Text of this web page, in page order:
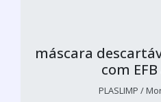
máscara
com
PLASLIMP /